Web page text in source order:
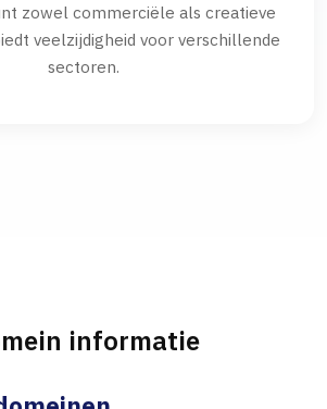
zowel commerciële als creatieve
veelzijdigheid voor verschillende
sectoren.
informatie